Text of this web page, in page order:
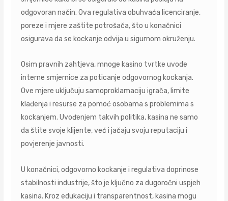
odgovoran način. Ova regulativa obuhvaća licenciranje,
poreze i mjere zaštite potrošača, što u konačnici
osigurava da se kockanje odvija u sigurnom okruženju.
Osim pravnih zahtjeva, mnoge kasino tvrtke uvode
interne smjernice za poticanje odgovornog kockanja.
Ove mjere uključuju samoproklamaciju igrača, limite
klađenja i resurse za pomoć osobama s problemima s
kockanjem. Uvođenjem takvih politika, kasina ne samo
da štite svoje klijente, već i jačaju svoju reputaciju i
povjerenje javnosti.
U konačnici, odgovorno kockanje i regulativa doprinose
stabilnosti industrije, što je ključno za dugoročni uspjeh
kasina. Kroz edukaciju i transparentnost, kasina mogu